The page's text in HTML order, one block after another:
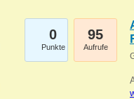
0
Punkte
95
Aufrufe